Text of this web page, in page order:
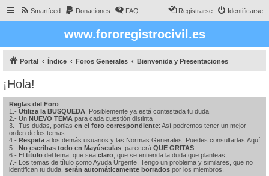
Smartfeed Donaciones FAQ Identificarse
Registrarse
www.fororegistrocivil.es
Portal Índice Foros Generales Bienvenida y Presentaciones
¡Hola!
Reglas del Foro
1.- Utiliza la BUSQUEDA: Posiblemente ya está contestada tu duda
2.- Un NUEVO TEMA para cada cuestión distinta
3.- Tus dudas, ponlas en el foro correspondiente: Así podremos tener un mejor
orden de los temas.
4.- Respeta a los demás usuarios y las Normas Generales. Puedes consultarlas Aquí
5.- No escribas todo en Mayúsculas , parecerá QUE GRITAS
6.- El título del tema, que sea claro , que se entienda la duda que planteas,
7.- Los temas de título como Ayuda Urgente, Tengo un problema y similares, que no
identifican tu duda, serán automáticamente borrados por los miembros.